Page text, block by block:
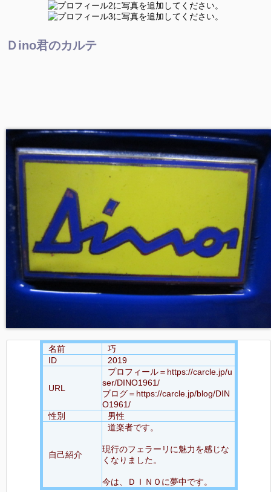
Ｄino君のカルテ
名前
巧
ID
2019
URL
プロフィール＝https://carcle.jp/u
ser/DINO1961/
ブログ＝https://carcle.jp/blog/DIN
O1961/
性別
男性
自己紹介
道楽者です。
現行のフェラーリに魅力を感じな
くなりました。
今は、ＤＩＮＯに夢中です。